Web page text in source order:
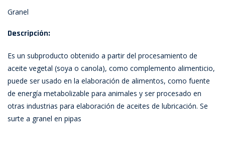
Granel
Descripción:
Es un subproducto obtenido a partir del procesamiento de
aceite vegetal (soya o canola), como complemento alimenticio,
puede ser usado en la elaboración de alimentos, como fuente
de energía metabolizable para animales y ser procesado en
otras industrias para elaboración de aceites de lubricación. Se
surte a granel en pipas